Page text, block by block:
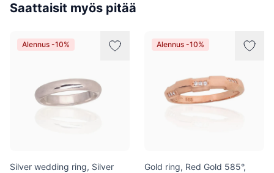
Saattaisit myös pitää
Alennus -10%
Silver wedding ring, Silver
Alennus -10%
Gold ring, Red Gold 585°,